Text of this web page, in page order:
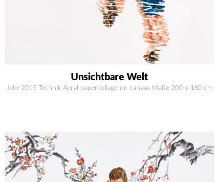
Unsichtbare Welt
Jahr 2015 Technik Acryl papercollage on canvas Maße 200 x 180 cm